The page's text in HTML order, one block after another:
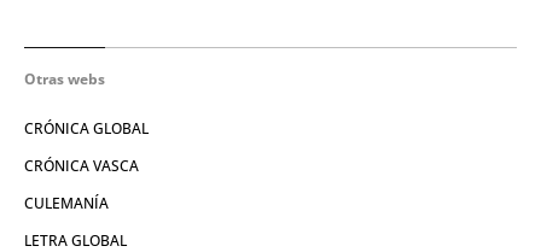
Otras webs
CRÓNICA GLOBAL
CRÓNICA VASCA
CULEMANÍA
LETRA GLOBAL